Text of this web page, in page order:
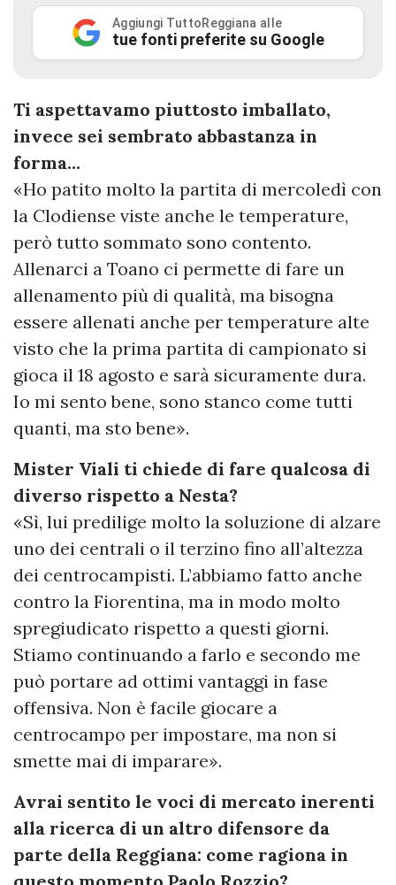
Aggiungi TuttoReggiana alle
tue fonti preferite su Google
Ti aspettavamo piuttosto imballato,
invece sei sembrato abbastanza in
forma…
«Ho patito molto la partita di mercoledì con
la Clodiense viste anche le temperature,
però tutto sommato sono contento.
Allenarci a Toano ci permette di fare un
allenamento più di qualità, ma bisogna
essere allenati anche per temperature alte
visto che la prima partita di campionato si
gioca il 18 agosto e sarà sicuramente dura.
Io mi sento bene, sono stanco come tutti
quanti, ma sto bene».
Mister Viali ti chiede di fare qualcosa di
diverso rispetto a Nesta?
«Sì, lui predilige molto la soluzione di alzare
uno dei centrali o il terzino fino all’altezza
dei centrocampisti. L’abbiamo fatto anche
contro la Fiorentina, ma in modo molto
spregiudicato rispetto a questi giorni.
Stiamo continuando a farlo e secondo me
può portare ad ottimi vantaggi in fase
offensiva. Non è facile giocare a
centrocampo per impostare, ma non si
smette mai di imparare».
Avrai sentito le voci di mercato inerenti
alla ricerca di un altro difensore da
parte della Reggiana: come ragiona in